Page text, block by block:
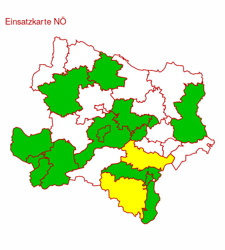
Einsatzkarte NÖ